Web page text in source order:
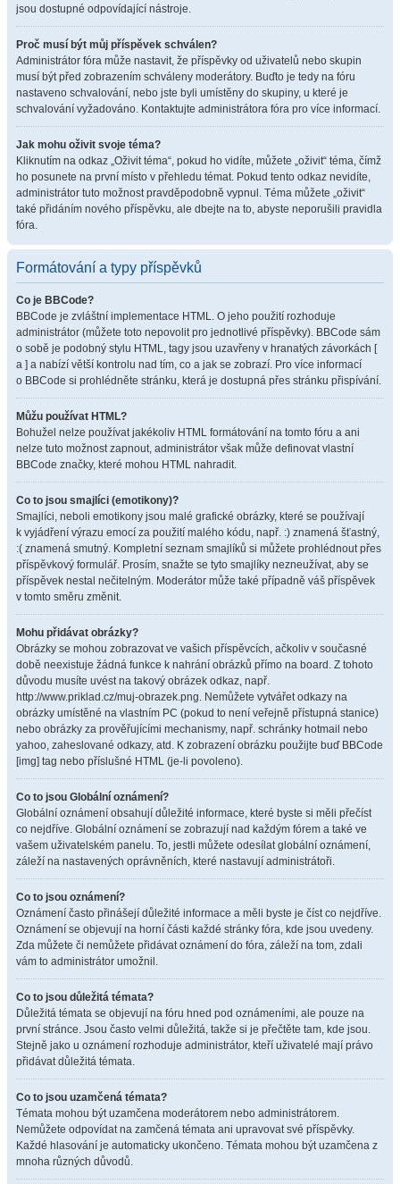
jsou dostupné odpovídající nástroje.
Proč musí být můj příspěvek schválen?
Administrátor fóra může nastavit, že příspěvky od uživatelů nebo skupin
musí být před zobrazením schváleny moderátory. Buďto je tedy na fóru
nastaveno schvalování, nebo jste byli umístěny do skupiny, u které je
schvalování vyžadováno. Kontaktujte administrátora fóra pro více informací.
Jak mohu oživit svoje téma?
Kliknutím na odkaz „Oživit téma“, pokud ho vidíte, můžete „oživit“ téma, čímž
ho posunete na první místo v přehledu témat. Pokud tento odkaz nevidíte,
administrátor tuto možnost pravděpodobně vypnul. Téma můžete „oživit“
také přidáním nového příspěvku, ale dbejte na to, abyste neporušili pravidla
fóra.
Formátování a typy příspěvků
Co je BBCode?
BBCode je zvláštní implementace HTML. O jeho použití rozhoduje
administrátor (můžete toto nepovolit pro jednotlivé příspěvky). BBCode sám
o sobě je podobný stylu HTML, tagy jsou uzavřeny v hranatých závorkách [
a ] a nabízí větší kontrolu nad tím, co a jak se zobrazí. Pro více informací
o BBCode si prohlédněte stránku, která je dostupná přes stránku přispívání.
Můžu používat HTML?
Bohužel nelze používat jakékoliv HTML formátování na tomto fóru a ani
nelze tuto možnost zapnout, administrátor však může definovat vlastní
BBCode značky, které mohou HTML nahradit.
Co to jsou smajlíci (emotikony)?
Smajlíci, neboli emotikony jsou malé grafické obrázky, které se používají
k vyjádření výrazu emocí za použití malého kódu, např. :) znamená šťastný,
:( znamená smutný. Kompletní seznam smajlíků si můžete prohlédnout přes
příspěvkový formulář. Prosím, snažte se tyto smajlíky nezneužívat, aby se
příspěvek nestal nečitelným. Moderátor může také případně váš příspěvek
v tomto směru změnit.
Mohu přidávat obrázky?
Obrázky se mohou zobrazovat ve vašich příspěvcích, ačkoliv v současné
době neexistuje žádná funkce k nahrání obrázků přímo na board. Z tohoto
důvodu musíte uvést na takový obrázek odkaz, např.
http://www.priklad.cz/muj-obrazek.png. Nemůžete vytvářet odkazy na
obrázky umístěné na vlastním PC (pokud to není veřejně přístupná stanice)
nebo obrázky za prověřujícími mechanismy, např. schránky hotmail nebo
yahoo, zaheslované odkazy, atd. K zobrazení obrázku použijte buď BBCode
[img] tag nebo příslušné HTML (je-li povoleno).
Co to jsou Globální oznámení?
Globální oznámení obsahují důležité informace, které byste si měli přečíst
co nejdříve. Globální oznámení se zobrazují nad každým fórem a také ve
vašem uživatelském panelu. To, jestli můžete odesílat globální oznámení,
záleží na nastavených oprávněních, které nastavují administrátoři.
Co to jsou oznámení?
Oznámení často přinášejí důležité informace a měli byste je číst co nejdříve.
Oznámení se objevují na horní části každé stránky fóra, kde jsou uvedeny.
Zda můžete či nemůžete přidávat oznámení do fóra, záleží na tom, zdali
vám to administrátor umožnil.
Co to jsou důležitá témata?
Důležitá témata se objevují na fóru hned pod oznámeními, ale pouze na
první stránce. Jsou často velmi důležitá, takže si je přečtěte tam, kde jsou.
Stejně jako u oznámení rozhoduje administrátor, kteří uživatelé mají právo
přidávat důležitá témata.
Co to jsou uzamčená témata?
Témata mohou být uzamčena moderátorem nebo administrátorem.
Nemůžete odpovídat na zamčená témata ani upravovat své příspěvky.
Každé hlasování je automaticky ukončeno. Témata mohou být uzamčena z
mnoha různých důvodů.